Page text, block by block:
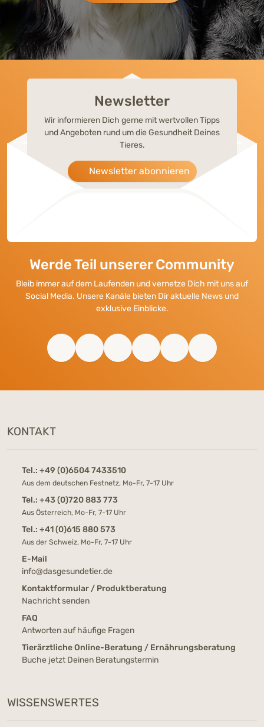
Newsletter
Wir informieren Dich gerne mit wertvollen Tipps
und Angeboten rund um die Gesundheit Deines
Tieres.
Newsletter abonnieren
Werde Teil unserer Community
Bleib immer auf dem Laufenden und vernetze Dich mit uns auf
Social Media. Unsere Kanäle bieten Dir aktuelle News und
exklusive Einblicke.
KONTAKT
Tel.: +49 (0)6504 7433510
Aus dem deutschen Festnetz, Mo-Fr, 7-17 Uhr
Tel.: +43 (0)720 883 773
Aus Österreich, Mo-Fr, 7-17 Uhr
Tel.: +41 (0)615 880 573
Aus der Schweiz, Mo-Fr, 7-17 Uhr
E-Mail
info@dasgesundetier.de
Kontaktformular / Produktberatung
Nachricht senden
FAQ
Antworten auf häufige Fragen
Tierärztliche Online-Beratung / Ernährungsberatung
Buche jetzt Deinen Beratungstermin
WISSENSWERTES